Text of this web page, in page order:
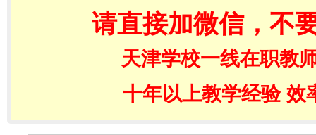
请直接加微信，不
天津学校一线在职教
十年以上教学经验 效